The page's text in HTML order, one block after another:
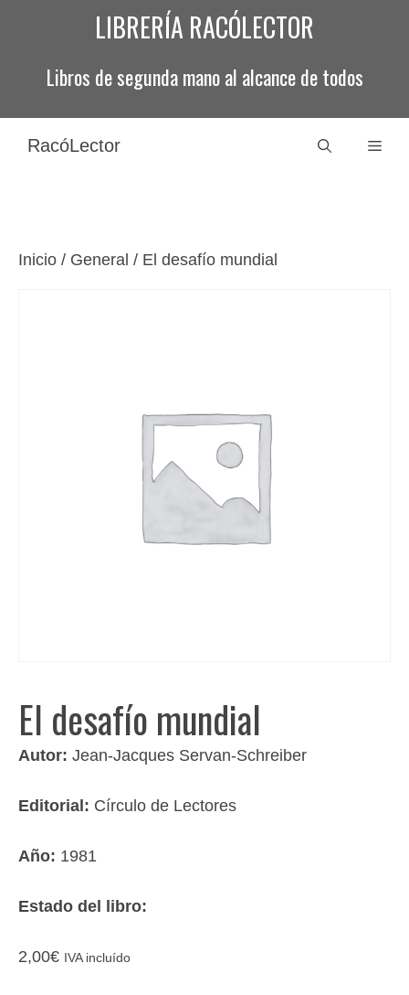
LIBRERÍA RACÓLECTOR
Libros de segunda mano al alcance de todos
RacóLector
Inicio / General / El desafío mundial
El desafío mundial
Autor: Jean-Jacques Servan-Schreiber
Editorial: Círculo de Lectores
Año: 1981
Estado del libro:
2,00€ IVA incluído